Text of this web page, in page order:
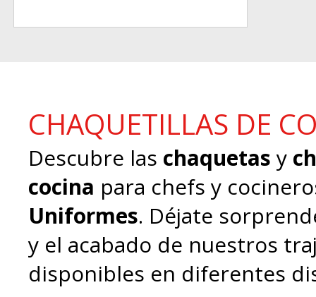
CHAQUETILLAS DE
Descubre las chaquetas y
cocina para chefs y
Uniformes. Déjate
y el acabado de nuestros
disponibles en diferentes